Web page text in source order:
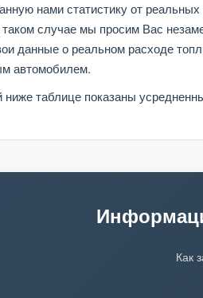
нами статистику от
случае мы просим Вас
данные о реальном расходе
автомобилем.
ниже таблице показаны
Как